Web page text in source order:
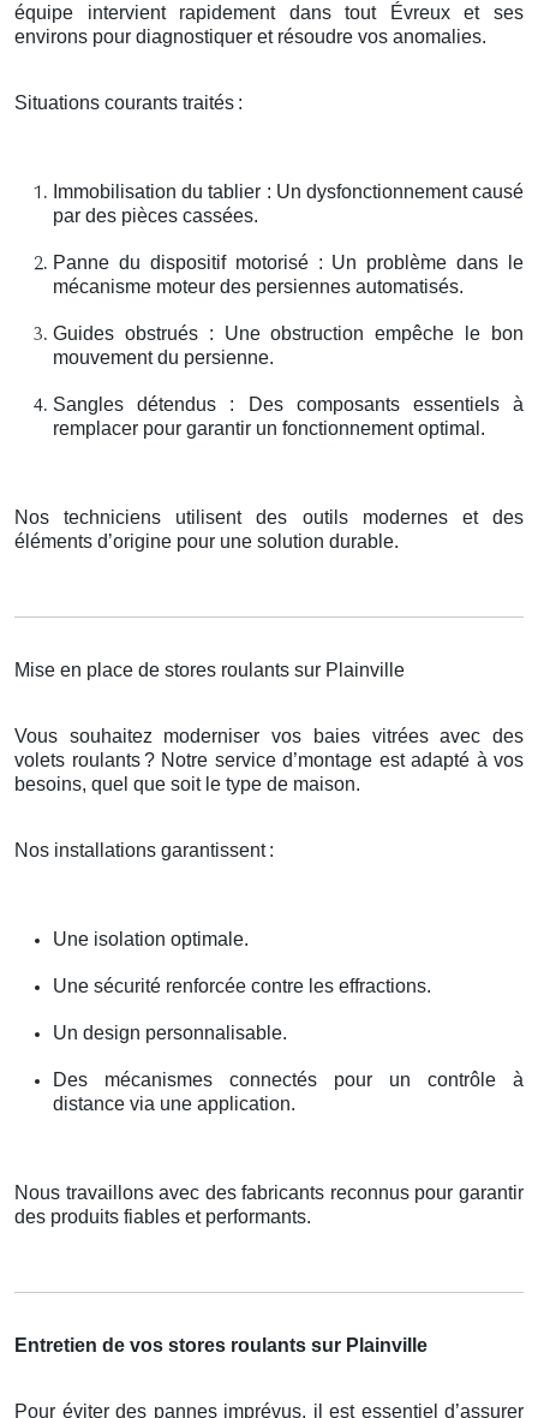
équipe intervient rapidement dans tout Évreux et ses
environs pour diagnostiquer et résoudre vos anomalies.
Situations courants traités :
Immobilisation du tablier : Un dysfonctionnement causé
par des pièces cassées.
Panne du dispositif motorisé : Un problème dans le
mécanisme moteur des persiennes automatisés.
Guides obstrués : Une obstruction empêche le bon
mouvement du persienne.
Sangles détendus : Des composants essentiels à
remplacer pour garantir un fonctionnement optimal.
Nos techniciens utilisent des outils modernes et des
éléments d’origine pour une solution durable.
Mise en place de stores roulants sur Plainville
Vous souhaitez moderniser vos baies vitrées avec des
volets roulants ? Notre service d’montage est adapté à vos
besoins, quel que soit le type de maison.
Nos installations garantissent :
Une isolation optimale.
Une sécurité renforcée contre les effractions.
Un design personnalisable.
Des mécanismes connectés pour un contrôle à
distance via une application.
Nous travaillons avec des fabricants reconnus pour garantir
des produits fiables et performants.
Entretien de vos stores roulants sur Plainville
Pour éviter des pannes imprévus, il est essentiel d’assurer